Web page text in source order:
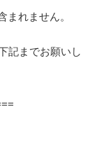
れません。
記までお願いし